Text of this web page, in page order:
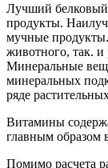
Лучший
продукты.
мучные
животного, так. и
Минеральные
минеральных
ряде
Витамины
главным образом
Помимо расчета